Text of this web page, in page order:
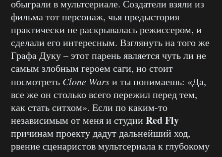
обыграли в мультсериале. Создатели взяли из
фильма тот персонаж, чья предыстория
практически не раскрывалась режиссером, и
сделали его интересным. Взглянуть на того же
Графа Дуку – этот парень является чуть ли не
самым злобным героем саги, но стоит
посмотреть Clone Warsи ты понимаешь: «Да,
все же он столько всего пережил перед тем,
как стать ситхом». Если по каким-то
независимым от меня и студии Red Fly
причинам проекту дадут дальнейший ход,
рвение сценаристов мультсериала к глубокому